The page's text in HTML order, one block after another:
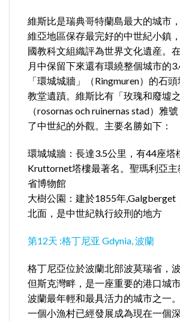
維斯比是瑞典哥特蘭島最大的城市
維亞地區保存最完好的中世紀小鎮
國教科文組織評為世界文化遺産。
月中保留下來還有環繞整個城市的
「環城城牆」（Ringmuren）的石
教堂遺蹟。維斯比有「玫瑰和廢墟之
（rosornas och ruinernas stad）雅
了中世紀的外觀。主要名勝如下：
環城城牆：長達3.5公里，有44座塔
Kruttornet塔樓最著名。聖瑪利亞
省博物館
大樹公園：建於1855年,Galgberget
北面，是中世紀執行絞刑的地方
第12天 :格丁尼亚 Gdynia, 波蘭
格丁尼亞位於波蘭北部波莫瑞省，
但斯克灣畔，是一座重要的港口城
波蘭最年輕和最具活力的城市之一
一個小漁村已經發展成為現在一個